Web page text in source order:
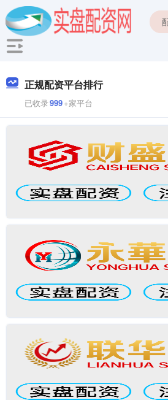
正规配资平台排行
已收录999+家平台